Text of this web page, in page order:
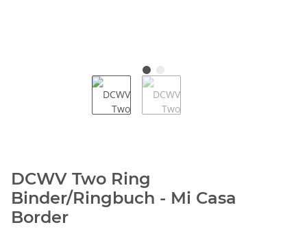
DCWV Two Ring
Binder/Ringbuch - Mi Casa
Border